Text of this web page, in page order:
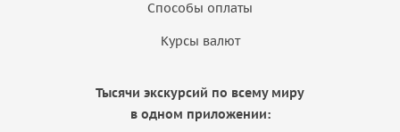
Способы оплаты
Курсы валют
Тысячи экскурсий по всему миру
в одном приложении: